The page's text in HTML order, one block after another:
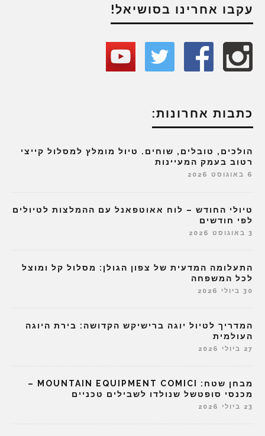
עקבו אחרינו בסושיאל!
כתבות אחרונות:
הולכים, טובלים, שוחים. טיול מומלץ למסלול קייצי
רטוב בעמק המעיינות
6 באוגוסט 2026
טיולי החודש – לוח אאוטפאנל עם ההמלצות לטיולים
לפי חודשים
3 באוגוסט 2026
התעלומה המדעית של צפון הגולן: מסלול קל ומוצל
לכל המשפחה
30 ביולי 2026
המדריך לטיול יוגה ברישיקש הקדושה: בירת היוגה
העולמית
27 ביולי 2026
מבחן שטח: MOUNTAIN EQUIPMENT COMICI –
מכנסי סופטשל שנולדו לשבילים טכניים
23 ביולי 2026